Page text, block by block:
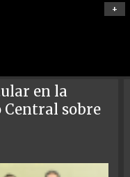
+
en la
Central sobre